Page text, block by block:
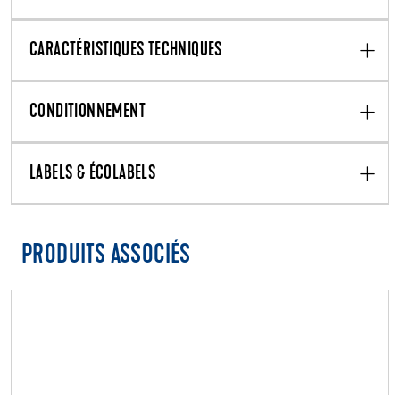
CARACTÉRISTIQUES TECHNIQUES
CONDITIONNEMENT
LABELS & ÉCOLABELS
PRODUITS ASSOCIÉS